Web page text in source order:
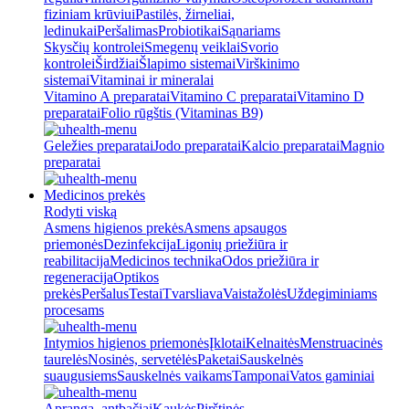
fiziniam krūviuiPastilės, žirneliai,
ledinukaiPeršalimasProbiotikaiSąnariams
Skysčių kontroleiSmegenų veiklaiSvorio
kontroleiŠirdžiaiŠlapimo sistemaiVirškinimo
sistemaiVitaminai ir mineralai
Vitamino A preparataiVitamino C preparataiVitamino D
preparataiFolio rūgštis (Vitaminas B9)
Geležies preparataiJodo preparataiKalcio preparataiMagnio
preparatai
Medicinos prekės
Rodyti viską
Asmens higienos prekėsAsmens apsaugos
priemonėsDezinfekcijaLigonių priežiūra ir
reabilitacijaMedicinos technikaOdos priežiūra ir
regeneracijaOptikos
prekėsPeršalusTestaiTvarsliavaVaistažolėsUždegiminiams
procesams
Intymios higienos priemonėsĮklotaiKelnaitėsMenstruacinės
taurelėsNosinės, servetėlėsPaketaiSauskelnės
suaugusiemsSauskelnės vaikamsTamponaiVatos gaminiai